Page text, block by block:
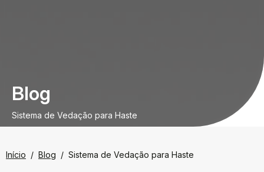
Blog
Sistema de Vedação para Haste
Início Blog Sistema de Vedação para Haste